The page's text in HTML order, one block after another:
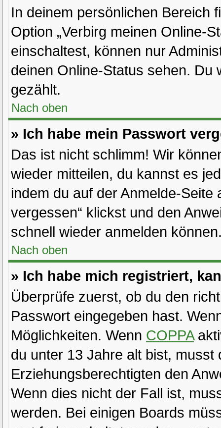
In deinem persönlichen Bereich
Option „Verbirg meinen Online-
einschaltest, können nur
deinen Online-Status sehen.
gezählt.
Nach oben
» Ich habe mein Passwort
Das ist nicht schlimm! Wir
wieder mitteilen, du kannst es
indem du auf der Anmelde-Seite
vergessen“ klickst und den
schnell wieder anmelden
Nach oben
» Ich habe mich registriert,
Überprüfe zuerst, ob du den
Passwort eingegeben hast.
Möglichkeiten. Wenn COPPA
du unter 13 Jahre alt bist,
Erziehungsberechtigten den
Wenn dies nicht der Fall ist,
werden. Bei einigen Boards